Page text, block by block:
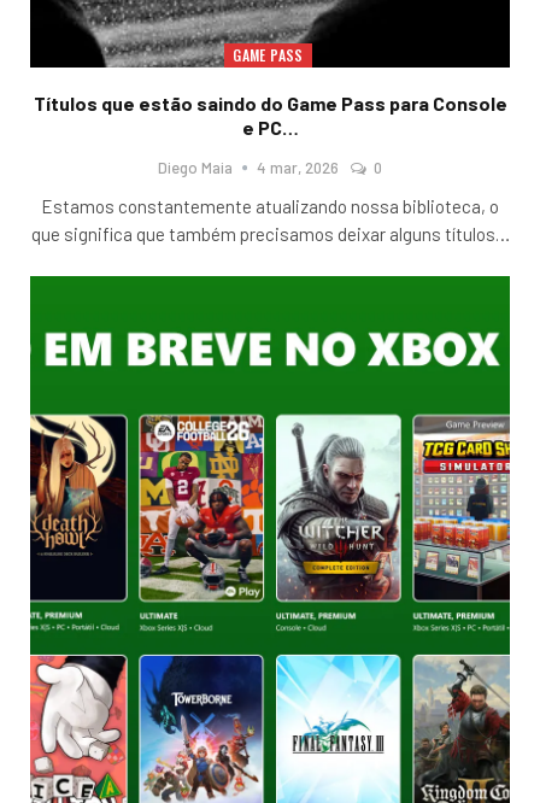
GAME PASS
Títulos que estão saindo do Game Pass para Console
e PC…
Diego Maia 4 mar, 2026 0
Estamos constantemente atualizando nossa biblioteca, o
que significa que também precisamos deixar alguns títulos